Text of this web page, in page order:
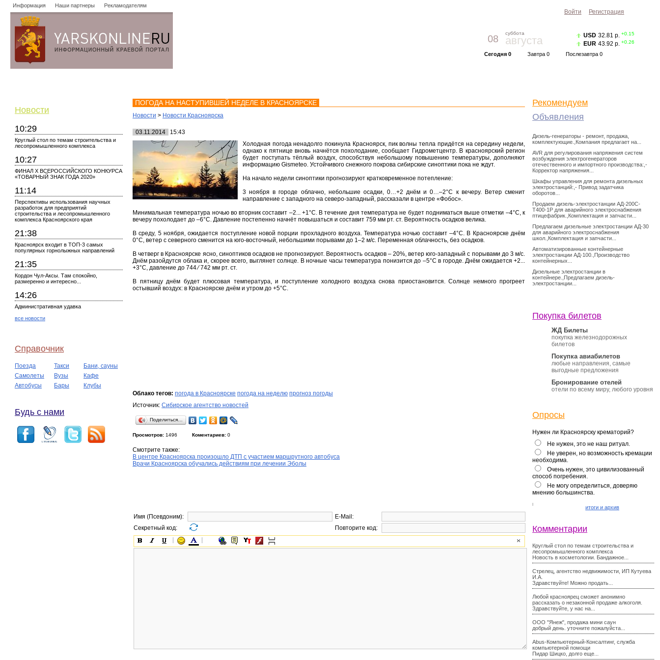
Информация Наши партнеры Рекламодателям
08
суббота
августа
Сегодня 0 Завтра 0 Послезавтра 0
USD 32.81 р. +0.15
EUR 43.92 р. +0.26
Новости
10:29
Круглый стол по темам строительства и
лесопромышленного комплекса
10:27
ФИНАЛ X ВСЕРОССИЙСКОГО КОНКУРСА
«ТОВАРНЫЙ ЗНАК ГОДА 2020»
11:14
Перспективы использования научных
разработок для предприятий
строительства и лесопромышленного
комплекса Красноярского края
21:38
Красноярск входит в ТОП-3 самых
популярных горнолыжных направлений
21:35
Кордон Чул-Аксы. Там спокойно,
размеренно и интересно...
14:26
Административная удавка
все новости
Справочник
Поезда Такси
Бани, сауны
Самолеты
Вузы
Кафе
Автобусы
Бары Клубы
Будь с нами
ПОГОДА НА НАСТУПИВШЕЙ НЕДЕЛЕ В КРАСНОЯРСКЕ
Новости > Новости Красноярска
03.11.2014
15:43
Холодная погода ненадолго покинула Красноярск, пик волны тепла придётся на середину недели,
однако к пятнице вновь начнётся похолодание, сообщает Гидрометцентр. В красноярский регион
будет поступать тёплый воздух, способствуя небольшому повышению температуры, дополняют
информацию Gismeteo. Устойчивого снежного покрова сибирские синоптики пока не ждут.
На начало недели синоптики прогнозируют кратковременное потепление:
3 ноября в городе облачно, небольшие осадки, 0…+2 днём и 0…–2°С к вечеру. Ветер сменит
направление с западного на северо-западный, рассказали в центре «Фобос».
Минимальная температура ночью во вторник составит –2... +1°С. В течение дня температура не будет подниматься выше отметки –4°С, к
вечеру похолодает до –6°С. Давление постепенно начнёт повышаться и составит 759 мм рт. ст. Вероятность осадков велика.
В среду, 5 ноября, ожидается поступление новой порции прохладного воздуха. Температура ночью составит –4°С. В Красноярске днём
0°С, ветер с северного сменится на юго-восточный, небольшими порывами до 1–2 м/с. Переменная облачность, без осадков.
В четверг в Красноярске ясно, синоптиков осадков не прогнозируют. Вероятность осадков – 20%, ветер юго-западный с порывами до 3 м/с.
Днём разойдутся облака и, скорее всего, выглянет солнце. В ночные часы температура понизится до –5°С в городе. Днём ожидается +2...
+3°С, давление до 744 ⁄ 742 мм рт. ст.
В пятницу днём будет плюсовая температура, и поступление холодного воздуха снова приостановится. Солнце немного прогреет
остывший воздух: в Красноярске днём и утром до +5°С.
Облако тегов: погода в Красноярске погода на неделю прогноз погоды
Источник: Сибирское агентство новостей
Поделиться…
Просмотров: 1496 Коментариев: 0
Смотрите также:
В центре Красноярска произошло ДТП с участием маршрутного автобуса
Врачи Красноярска обучались действиям при лечении Эболы
Имя (Псевдоним):
E-Mail:
Секретный код:
Повторите код:
Рекомендуем
Объявления
Дизель-генераторы - ремонт, продажа,
комплектующие.,Компания предлагает на...
AVR для регулирования напряжения систем
возбуждения электрогенераторов
отечественного и импортного производства:,-
Корректор напряжения...
Шкафы управления для ремонта дизельных
электростанций:,- Привод задатчика
оборотов...
Продаем дизель-электростанции АД-200С-
Т400-1Р для аварийного электроснабжения
птицефабрик.,Комплектация и запчасти...
Предлагаем дизельные электростанции АД-30
для аварийного электроснабжения
школ.,Комплектация и запчасти...
Автоматизированные контейнерные
электростанции АД-100.,Производство
контейнерных...
Дизельные электростанции в
контейнере.,Предлагаем дизель-
электростанции...
Покупка билетов
ЖД Билеты
покупка железнодорожных
билетов
Покупка авиабилетов
любые направления, самые
выгодные предложения
Бронирование отелей
отели по всему миру, любого уровня
Опросы
Нужен ли Красноярску крематорий?
Не нужен, это не наш ритуал.
Не уверен, но возможность кремации
необходима.
Очень нужен, это цивилизованный
способ погребения.
Не могу определиться, доверяю
мнению большинства.
итоги и архив
Комментарии
Круглый стол по темам строительства и
лесопромышленного комплекса
Новость в косметологии. Бандажное...
Стрелец, агентство недвижимости, ИП Кутуева
И.А.
Здравствуйте! Можно продать...
Любой красноярец сможет анонимно
рассказать о незаконной продаже алкоголя.
Здравствуйте, у нас на...
ООО "Янеж", продажа мини саун
добрый день. уточните пожалуйста...
Abus-Компьютерный-Консалтинг, служба
компьютерной помощи
Пидар Шицко, долго еще...
Войти Регистрация